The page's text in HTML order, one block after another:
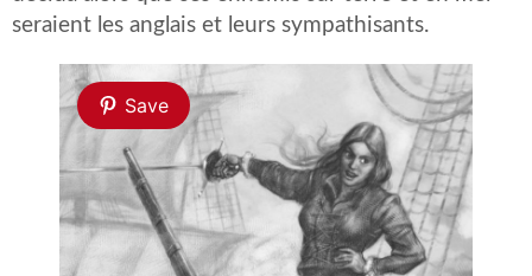
seraient les anglais et leurs sympathisants.
Save